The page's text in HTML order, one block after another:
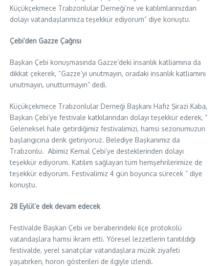
Küçükçekmece Trabzonlular Derneği’ne ve katılımlarınızdan
dolayı vatandaşlarımıza teşekkür ediyorum” diye konuştu.
Çebi’den Gazze Çağrısı
Başkan Çebi konuşmasında Gazze’deki insanlık katliamına da
dikkat çekerek, “Gazze’yi unutmayın, oradaki insanlık katliamını
unutmayın, unutturmayın” dedi.
Küçükçekmece Trabzonlular Derneği Başkanı Hafız Şirazi Kaba,
Başkan Çebi’ye festivale katkılarından dolayı teşekkür ederek, “
Geleneksel hale getirdiğimiz festivalimizi, hamsi sezonumuzun
başlangıcına denk getiriyoruz. Belediye Başkanımız da
Trabzonlu. Abimiz Kemal Çebi’ye desteklerinden dolayı
teşekkür ediyorum. Katılım sağlayan tüm hemşehrilerimize de
teşekkür ediyorum. Festivalimiz 4 gün boyunca sürecek ” diye
konuştu.
28 Eylül’e dek devam edecek
Festivalde Başkan Çebi ve beraberindeki ilçe protokolü
vatandaşlara hamsi ikram etti. Yöresel lezzetlerin tanıtıldığı
festivalde, yerel sanatçılar vatandaşlara müzik ziyafeti
yaşatırken, horon gösterileri de ilgiyle izlendi.